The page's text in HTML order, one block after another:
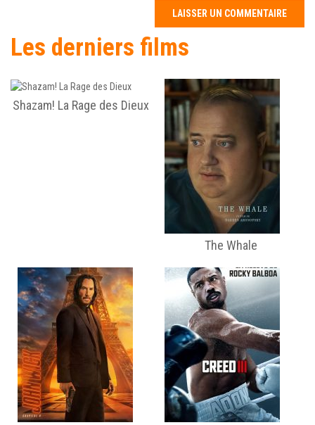
Les derniers films
Shazam! La Rage des Dieux
The Whale